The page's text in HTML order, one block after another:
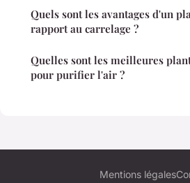
Quels sont les avantages d'un
rapport au carrelage ?
Quelles sont les meilleures
pour purifier l'air ?
Mentions légales